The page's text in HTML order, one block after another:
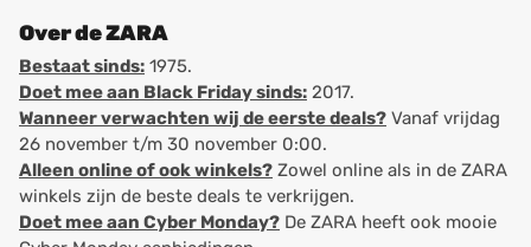
Over de ZARA
Bestaat sinds: 1975.
Doet mee aan Black Friday sinds: 2017.
Wanneer verwachten wij de eerste deals? Vanaf vrijdag
26 november t/m 30 november 0:00.
Alleen online of ook winkels? Zowel online als in de ZARA
winkels zijn de beste deals te verkrijgen.
Doet mee aan Cyber Monday? De ZARA heeft ook mooie